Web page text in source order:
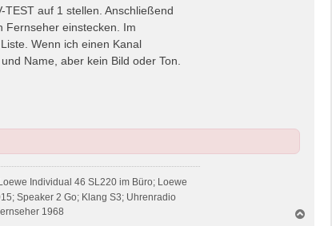
auf 1 stellen. Anschließend
Fernseher einstecken. Im
Wenn ich einen Kanal
Name, aber kein Bild oder Ton.
Individual 46 SL220 im Büro; Loewe
Speaker 2 Go; Klang S3; Uhrenradio
1968